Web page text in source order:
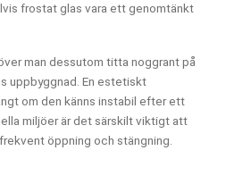
frostat glas vara ett genomtänkt
man dessutom titta noggrant på
uppbyggnad. En estetiskt
om den känns instabil efter ett
miljöer är det särskilt viktigt att
öppning och stängning.